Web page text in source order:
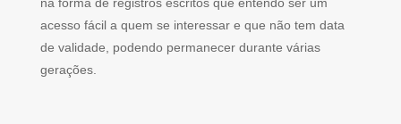
acesso fácil a quem se interessar e que não tem data
de validade, podendo permanecer durante várias
gerações.